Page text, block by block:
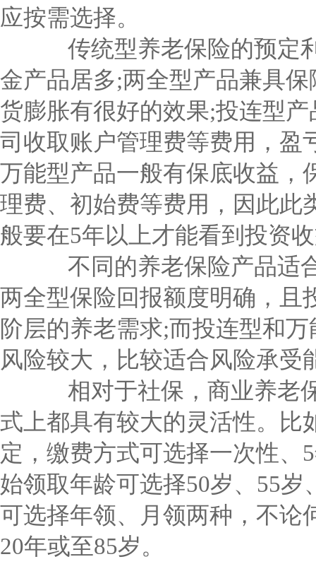
应按需选择。
传统型养老保险的预定
金产品居多;两全型产品兼具
货膨胀有很好的效果;投连型
司收取账户管理费等费用，盈
万能型产品一般有保底收益，
理费、初始费等费用，因此此
般要在5年以上才能看到投资
不同的养老保险产品适
两全型保险回报额度明确，且
阶层的养老需求;而投连型和
风险较大，比较适合风险承受
相对于社保，商业养老
式上都具有较大的灵活性。比
定，缴费方式可选择一次性、
始领取年龄可选择50岁、55岁
可选择年领、月领两种，不论
20年或至85岁。